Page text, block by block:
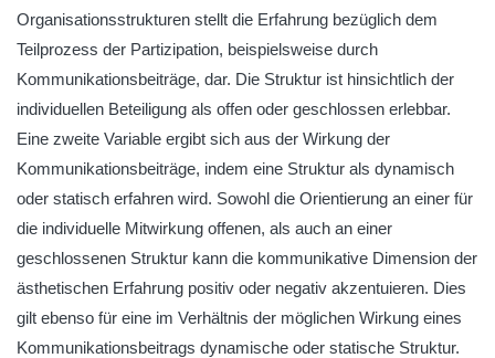
Organisationsstrukturen stellt die Erfahrung bezüglich dem
Teilprozess der Partizipation, beispielsweise durch
Kommunikationsbeiträge, dar. Die Struktur ist hinsichtlich der
individuellen Beteiligung als offen oder geschlossen erlebbar.
Eine zweite Variable ergibt sich aus der Wirkung der
Kommunikationsbeiträge, indem eine Struktur als dynamisch
oder statisch erfahren wird. Sowohl die Orientierung an einer für
die individuelle Mitwirkung offenen, als auch an einer
geschlossenen Struktur kann die kommunikative Dimension der
ästhetischen Erfahrung positiv oder negativ akzentuieren. Dies
gilt ebenso für eine im Verhältnis der möglichen Wirkung eines
Kommunikationsbeitrags dynamische oder statische Struktur.